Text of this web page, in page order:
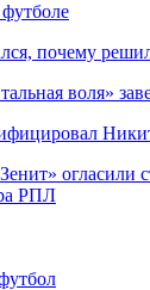
почему
воля»
огласили
РПЛ